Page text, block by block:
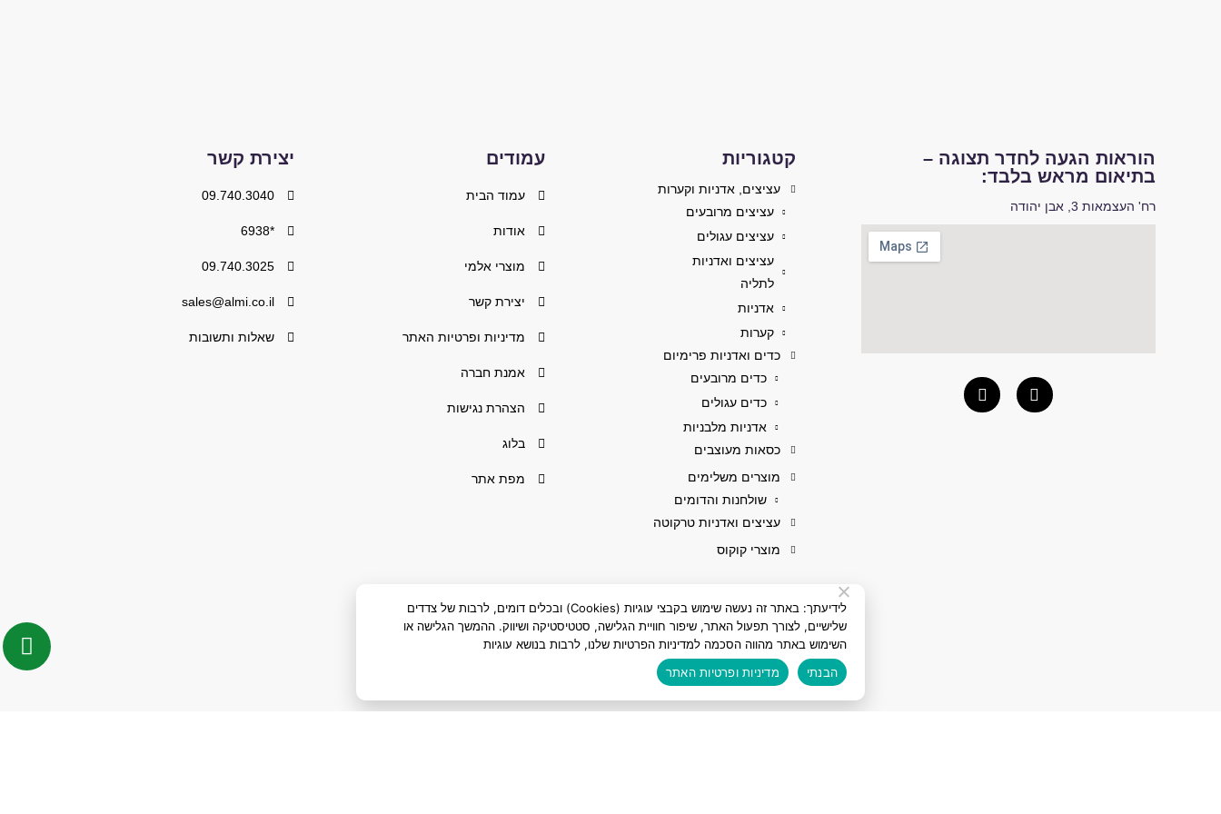
הוראות הגעה לחדר תצוגה –
בתיאום מראש בלבד:
רח' העצמאות 3, אבן יהודה
קטגוריות
עציצים, אדניות וקערות
עציצים מרובעים
עציצים עגולים
עציצים ואדניות
לתליה
אדניות
קערות
כדים ואדניות פרימיום
כדים מרובעים
כדים עגולים
אדניות מלבניות
כסאות מעוצבים
מוצרים משלימים
שולחנות והדומים
עציצים ואדניות טרקוטה
מוצרי קוקוס
עמודים
עמוד הבית
אודות
מוצרי אלמי
יצירת קשר
מדיניות ופרטיות האתר
אמנת חברה
הצהרת נגישות
בלוג
מפת אתר
יצירת קשר
09.740.3040
*6938
09.740.3025
sales@almi.co.il
שאלות ותשובות
לידיעתך: באתר זה נעשה שימוש בקבצי עוגיות (Cookies) ובכלים דומים, לרבות של צדדים
שלישיים, לצורך תפעול האתר, שיפור חוויית הגלישה, סטטיסטיקה ושיווק. ההמשך הגלישה או
השימוש באתר מהווה הסכמה למדיניות הפרטיות שלנו, לרבות בנושא עוגיות
הבנתי
מדיניות ופרטיות האתר